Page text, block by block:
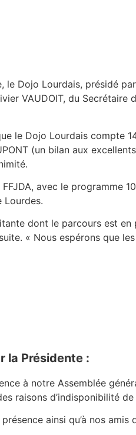
Dojo Lourdais, présidé
VAUDOIT, du
le Dojo Lourdais compte
(un bilan aux
avec le programme
Lourdes.
dont le parcours est
« Nous espérons que
la Présidente :
à notre Assemblée
raisons d’indisponibilité
ainsi qu’à nos